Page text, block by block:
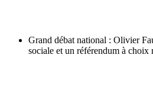
Grand débat national : Olivier
sociale et un référendum à